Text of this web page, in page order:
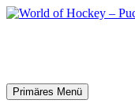
Zum
Suchen
Primäres Menü